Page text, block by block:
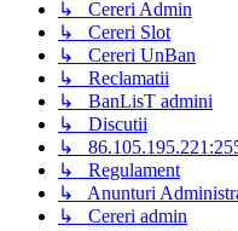
↳ Cereri Admin
↳ Cereri Slot
↳ Cereri UnBan
↳ Reclamatii
↳ BanLisT admini
↳ Discutii
↳
↳ Regulament
↳ Anunturi
↳ Cereri admin